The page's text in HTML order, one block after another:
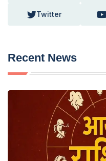
Twitter
Recent News